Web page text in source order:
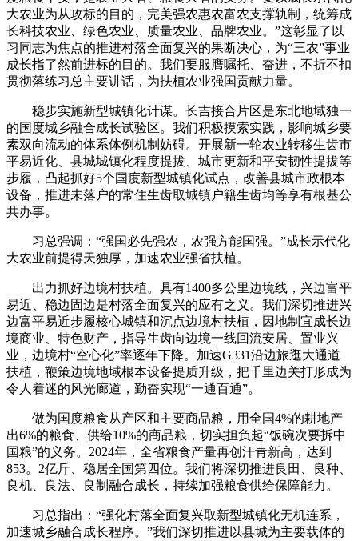
大农业为从攻标的目的，完美强农惠农富农支撑轨制，统筹成
长科技农业、绿色农业、质量农业、品牌农业。”这彰显了以
习同志为焦点的推进村落全面复兴的果断决心，为“三农”事业
成长指了然前进标的目的。我们要服膺嘱托、奋进，不折不扣
贯彻落练习总主要讲话，为扶植农业强国贡献力量。
稳步实施新型城镇化计谋。长吉接合片区是东北地域独一
的国度城乡融合成长试验区。我们积极摸索实践，影响城乡要
素双向流动的体系体例机制妨碍。开展新一轮农业转移生齿市
平易近化、县城城镇化程度提拔、城市更新和平安韧性提拔等
步履，凸起抓好5个国度新型城镇化试点，改善县城市政根本
设备，推进未落户的常住生齿取城镇户籍生齿均等享有根基公
共办事。
习总强调：“强国必先强农，农强方能国强。”成长示代化
大农业前提得天独厚，加速农业强省扶植。
出力抓好边境村扶植。具有1400多公里边境线，兴边富平
易近、稳边固边是村落全面复兴的应有之义。我们深切推进兴
边富平易近步履核心城镇和沉点边境村扶植，因地制宜成长边
境商业、特色财产，指导生齿向边境一线回流安居、置业兴
业，边境村“空心化”率逐年下降。加速G331沿边旅逛大通道
扶植，鞭策边境地域根本设备提质升级，把千里边关打形成为
令人着迷的风光廊道，勤奋实现“一通百通”。
做为国度粮食从产区和主要商品粮，用全国4%的耕地产
出6%的粮食、供给10%的商品粮，切实担负起“饭碗次要拆中
国粮”的义务。2024年，全省粮食产量再创汗青新高，达到
853。2亿斤、稳居全国第四位。我们将深切推进良田、良种、
良机、良法、良制融合成长，持续加强粮食供给保障能力。
习总指出：“强化村落全面复兴取新型城镇化无机连系，
加速城乡融合成长程序。”我们深切推进以县城为主要载体的